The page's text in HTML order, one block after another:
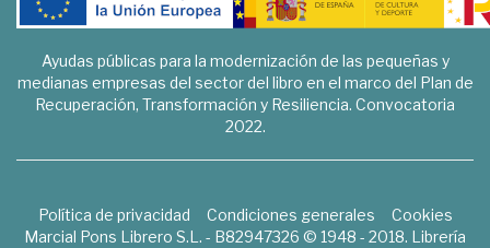
Ayudas públicas para la modernización de las pequeñas y
medianas empresas del sector del libro en el marco del Plan de
Recuperación, Transformación y Resiliencia. Convocatoria
2022.
Política de privacidad Condiciones generales
Cookies
Marcial Pons Librero S.L. - B82947326 © 1948 - 2018. Librería